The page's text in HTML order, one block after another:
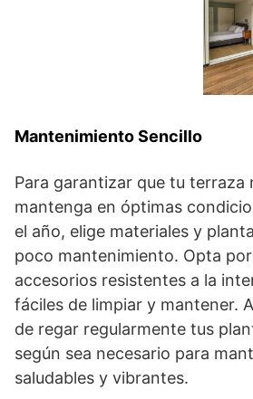
Mantenimiento Sencillo
Para garantizar que tu terraza
mantenga en óptimas
el año, elige materiales y
poco mantenimiento. Opta
accesorios resistentes a la
fáciles de limpiar y mantener.
de regar regularmente tus
según sea necesario para
saludables y vibrantes.